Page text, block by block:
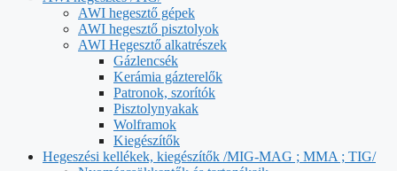
AWI hegesztő gépek
AWI hegesztő pisztolyok
AWI Hegesztő alkatrészek
Gázlencsék
Kerámia gázterelők
Patronok, szorítók
Pisztolynyakak
Wolframok
Kiegészítők
Hegeszési kellékek, kiegészítők /MIG-MAG ; MMA ; TIG/